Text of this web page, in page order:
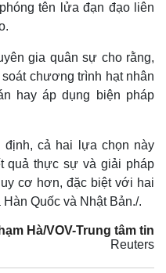
tên lửa đạn đạo liên
gia quân sự cho rằng,
chương trình hạt nhân
hay áp dụng biện pháp
định, cả hai lựa chọn này
quả thực sự và giải pháp
cơ hơn, đặc biệt với hai
Quốc và Nhật Bản./.
Hà/VOV-Trung tâm tin
Reuters